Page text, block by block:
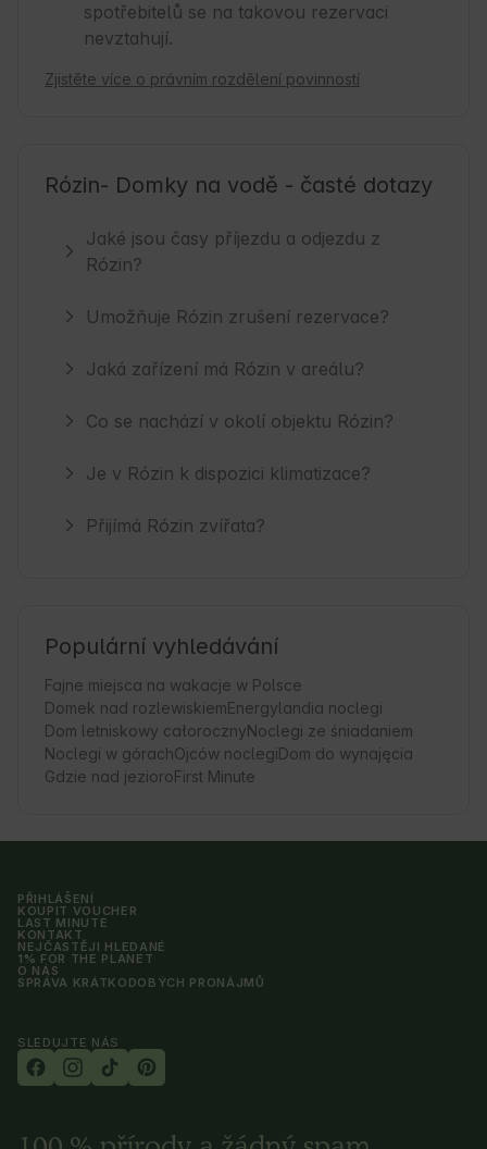
spotřebitelů se na takovou rezervaci
nevztahují.
Zjistěte více o právním rozdělení povinností
Rózin- Domky na vodě - časté dotazy
Jaké jsou časy příjezdu a odjezdu z
Rózin?
Umožňuje Rózin zrušení rezervace?
Jaká zařízení má Rózin v areálu?
Co se nachází v okolí objektu Rózin?
Je v Rózin k dispozici klimatizace?
Přijímá Rózin zvířata?
Populární vyhledávání
Fajne miejsca na wakacje w Polsce
Domek nad rozlewiskiemEnergylandia noclegi
Dom letniskowy całorocznyNoclegi ze śniadaniem
Noclegi w górachOjców noclegiDom do wynajęcia
Gdzie nad jezioroFirst Minute
PŘIHLÁŠENÍ
KOUPIT VOUCHER
LAST MINUTE
KONTAKT
NEJČASTĚJI HLEDANÉ
1% FOR THE PLANET
O NÁS
SPRÁVA KRÁTKODOBÝCH PRONÁJMŮ
SLEDUJTE NÁS